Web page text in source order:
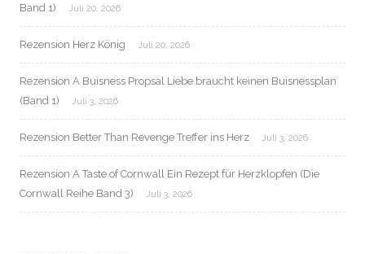
Band 1)
Juli 20, 2026
Rezension Herz König Juli 20, 2026
Rezension A Buisness Propsal Liebe braucht keinen Buisnessplan
(Band 1)
Juli 3, 2026
Rezension Better Than Revenge Treffer ins Herz Juli 3, 2026
Rezension A Taste of Cornwall Ein Rezept für Herzklopfen (Die
Cornwall Reihe Band 3)
Juli 3, 2026